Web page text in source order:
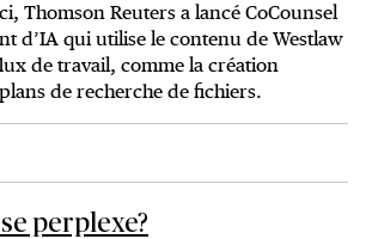
Thomson Reuters a lancé CoCounsel
d’IA qui utilise le contenu de Westlaw
de travail, comme la création
de recherche de fichiers.
perplexe?